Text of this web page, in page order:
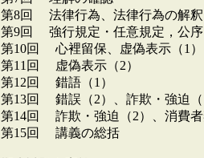
第8回 法律行為、法律行為の解釈
第9回 強行規定・任意規定，公
第10回 心裡留保、虚偽表示（1）
第11回 虚偽表示（2）
第12回 錯語（1）
第13回 錯誤（2）、詐欺・強迫
第14回 詐欺・強迫（2）、消費
第15回 講義の総括